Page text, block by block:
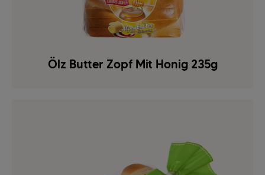
Ölz Butter Zopf Mit Honig 235g